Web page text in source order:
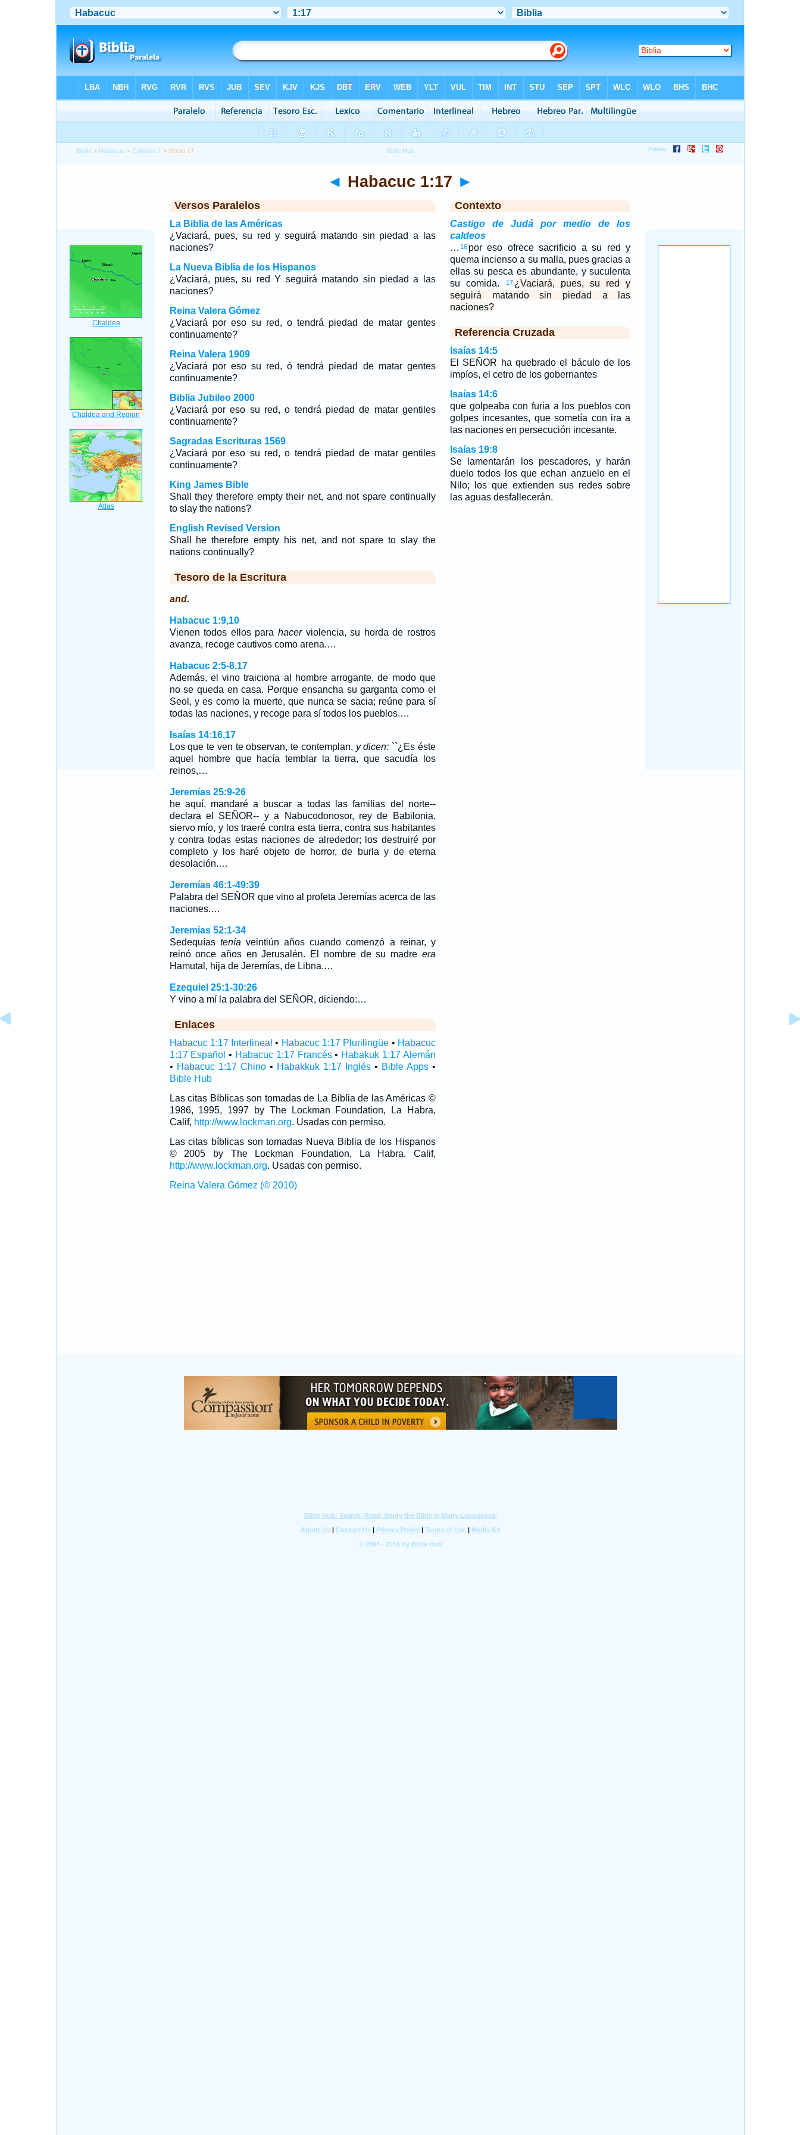
Biblia > Habacuc >Capítulo 1 > Verso 17
◄ Habacuc 1:17 ►
Versos Paralelos
La Biblia de las Américas
¿Vaciará, pues, su red y seguirá matando sin piedad a las
naciones?
La Nueva Biblia de los Hispanos
¿Vaciará, pues, su red Y seguirá matando sin piedad a las
naciones?
Reina Valera Gómez
¿Vaciará por eso su red, o tendrá piedad de matar gentes
continuamente?
Reina Valera 1909
¿Vaciará por eso su red, ó tendrá piedad de matar gentes
continuamente?
Biblia Jubileo 2000
¿Vaciará por eso su red, o tendrá piedad de matar gentiles
continuamente?
Sagradas Escrituras 1569
¿Vaciará por eso su red, o tendrá piedad de matar gentiles
continuamente?
King James Bible
Shall they therefore empty their net, and not spare continually
to slay the nations?
English Revised Version
Shall he therefore empty his net, and not spare to slay the
nations continually?
Tesoro de la Escritura
and.
Habacuc 1:9,10
Vienen todos ellos para hacerviolencia, su horda de rostros
avanza, recoge cautivos como arena.…
Habacuc 2:5-8,17
Además, el vino traiciona al hombre arrogante, de modo que
no se queda en casa. Porque ensancha su garganta como el
Seol, y es como la muerte, que nunca se sacia; reúne para sí
todas las naciones, y recoge para sí todos los pueblos.…
Isaías 14:16,17
Los que te ven te observan, te contemplan, y dicen: ``¿Es éste
aquel hombre que hacía temblar la tierra, que sacudía los
reinos,…
Jeremías 25:9-26
he aquí, mandaré a buscar a todas las familias del norte--
declara el SEÑOR-- y a Nabucodonosor, rey de Babilonia,
siervo mío, y los traeré contra esta tierra, contra sus habitantes
y contra todas estas naciones de alrededor; los destruiré por
completo y los haré objeto de horror, de burla y de eterna
desolación.…
Jeremías 46:1-49:39
Palabra del SEÑOR que vino al profeta Jeremías acerca de las
naciones.…
Jeremías 52:1-34
Sedequías tenía veintiún años cuando comenzó a reinar, y
reinó once años en Jerusalén. El nombre de su madre era
Hamutal, hija de Jeremías, de Libna.…
Ezequiel 25:1-30:26
Y vino a mí la palabra del SEÑOR, diciendo:…
Enlaces
Habacuc 1:17 Interlineal • Habacuc 1:17 Plurilingüe • Habacuc
1:17 Español • Habacuc 1:17 Francés• Habakuk 1:17 Alemán
• Habacuc 1:17 Chino• Habakkuk 1:17 Inglés• Bible Apps•
Bible Hub
Las citas Bíblicas son tomadas de La Biblia de las Américas ©
1986, 1995, 1997 by The Lockman Foundation, La Habra,
Calif, http://www.lockman.org. Usadas con permiso.
Las citas bíblicas son tomadas Nueva Biblia de los Hispanos
© 2005 by The Lockman Foundation, La Habra, Calif,
http://www.lockman.org. Usadas con permiso.
Reina Valera Gómez (© 2010)
Contexto
Castigo de Judá por medio de los
caldeos
… 16 por eso ofrece sacrificio a su red y
quema incienso a su malla, pues gracias a
ellas su pesca es abundante, y suculenta
su comida.
17 ¿Vaciará, pues, su red y
seguirá matando sin piedad a las
naciones?
Referencia Cruzada
Isaías 14:5
El SEÑOR ha quebrado el báculo de los
impíos, el cetro de los gobernantes
Isaías 14:6
que golpeaba con furia a los pueblos con
golpes incesantes, que sometía con ira a
las naciones en persecución incesante.
Isaías 19:8
Se lamentarán los pescadores, y harán
duelo todos los que echan anzuelo en el
Nilo; los que extienden sus redes sobre
las aguas desfallecerán.